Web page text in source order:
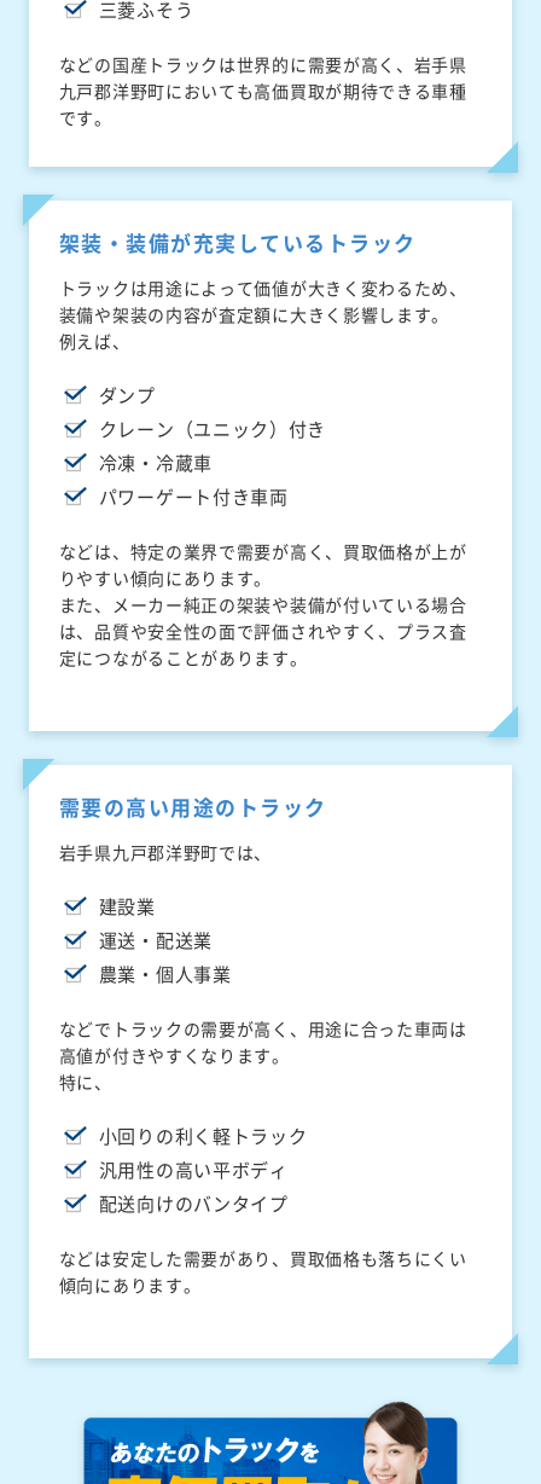
三菱ふそう
などの国産トラックは世界的に需要が高く、岩手県
九戸郡洋野町においても高価買取が期待できる車種
です。
架装・装備が充実しているトラック
トラックは用途によって価値が大きく変わるため、
装備や架装の内容が査定額に大きく影響します。
例えば、
ダンプ
クレーン（ユニック）付き
冷凍・冷蔵車
パワーゲート付き車両
などは、特定の業界で需要が高く、買取価格が上が
りやすい傾向にあります。
また、メーカー純正の架装や装備が付いている場合
は、品質や安全性の面で評価されやすく、プラス査
定につながることがあります。
需要の高い用途のトラック
岩手県九戸郡洋野町では、
建設業
運送・配送業
農業・個人事業
などでトラックの需要が高く、用途に合った車両は
高値が付きやすくなります。
特に、
小回りの利く軽トラック
汎用性の高い平ボディ
配送向けのバンタイプ
などは安定した需要があり、買取価格も落ちにくい
傾向にあります。